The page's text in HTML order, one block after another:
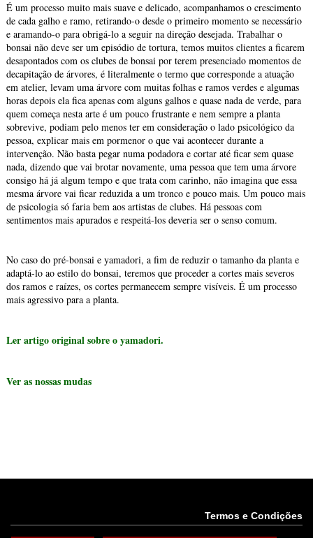
É um processo muito mais suave e delicado, acompanhamos o crescimento
de cada galho e ramo, retirando-o desde o primeiro momento se necessário
e aramando-o para obrigá-lo a seguir na direção desejada. Trabalhar o
bonsai não deve ser um episódio de tortura, temos muitos clientes a ficarem
desapontados com os clubes de bonsai por terem presenciado momentos de
decapitação de árvores, é literalmente o termo que corresponde a atuação
em atelier, levam uma árvore com muitas folhas e ramos verdes e algumas
horas depois ela fica apenas com alguns galhos e quase nada de verde, para
quem começa nesta arte é um pouco frustrante e nem sempre a planta
sobrevive, podiam pelo menos ter em consideração o lado psicológico da
pessoa, explicar mais em pormenor o que vai acontecer durante a
intervenção. Não basta pegar numa podadora e cortar até ficar sem quase
nada, dizendo que vai brotar novamente, uma pessoa que tem uma árvore
consigo há já algum tempo e que trata com carinho, não imagina que essa
mesma árvore vai ficar reduzida a um tronco e pouco mais. Um pouco mais
de psicologia só faria bem aos artistas de clubes. Há pessoas com
sentimentos mais apurados e respeitá-los deveria ser o senso comum.
No caso do pré-bonsai e yamadori, a fim de reduzir o tamanho da planta e
adaptá-lo ao estilo do bonsai, teremos que proceder a cortes mais severos
dos ramos e raízes, os cortes permanecem sempre visíveis. É um processo
mais agressivo para a planta.
Ler artigo original sobre o yamadori.
Ver as nossas mudas
Termos e Condições